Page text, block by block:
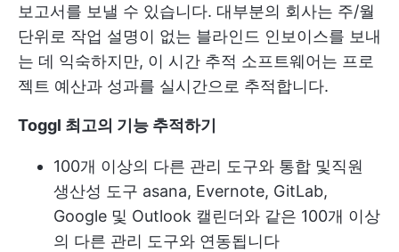
보고서를 보낼 수 있습니다. 대부분의 회사는 주/월
단위로 작업 설명이 없는 블라인드 인보이스를 보내
는 데 익숙하지만, 이 시간 추적 소프트웨어는 프로
젝트 예산과 성과를 실시간으로 추적합니다.
Toggl 최고의 기능 추적하기
100개 이상의 다른 관리 도구와 통합 및직원
생산성 도구 asana, Evernote, GitLab,
Google 및 Outlook 캘린더와 같은 100개 이상
의 다른 관리 도구와 연동됩니다